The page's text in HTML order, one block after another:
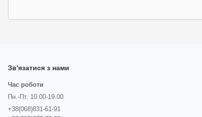
Зв'язатися з нами
Час роботи
Пн.-Пт. 10.00-19.00
+38(068)831-61-91